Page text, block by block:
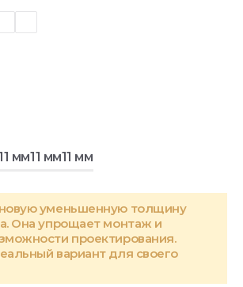
мм11 мм11 мм
уменьшенную толщину
Она упрощает монтаж и
проектирования.
вариант для своего